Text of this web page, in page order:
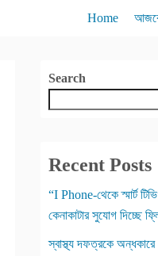
Home
Search
Recent Posts
“I Phone-থেকে স্মার্ট
কেনাকাটার সুযোগ দিচ্ছে
স্বাস্থ্য দফত্রকে